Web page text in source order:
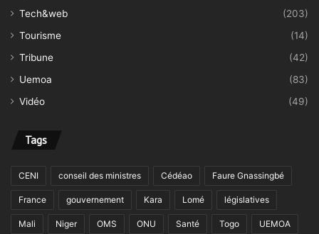
Tech&web
(203)
Tourisme
(14)
Tribune
(42)
Uemoa
(83)
Vidéo
(49)
Tags
CENI conseil des ministres Cédéao Faure Gnassingbé
France gouvernement Kara Lomé législatives
Mali Niger OMS ONU Santé Togo UEMOA